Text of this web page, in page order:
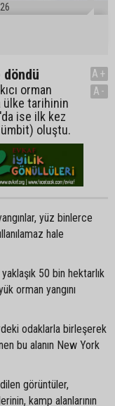
orman
ülke tarihinin
ise ilk kez
oluştu.
A+
A-
yüz binlerce
hale
50 bin hektarlık
orman yangını
odaklarla birleşerek
bu alanın New York
görüntüler,
kamp alanlarının